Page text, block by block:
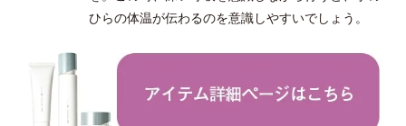
ひらの体温が伝わるのを意識しやすいでしょう。